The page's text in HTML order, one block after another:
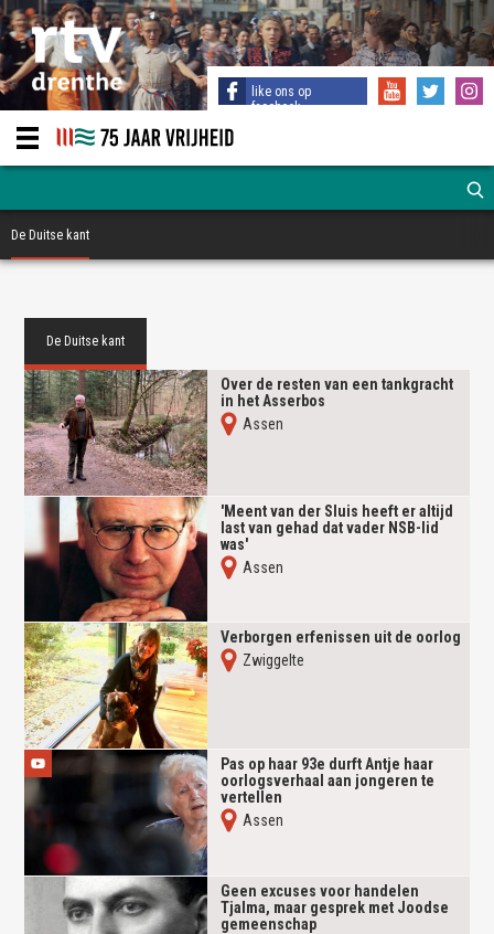
like ons op
facebook
De Duitse kant
De Duitse kant
Over de resten van een tankgracht
in het Asserbos
Assen
'Meent van der Sluis heeft er altijd
last van gehad dat vader NSB-lid
was'
Assen
Verborgen erfenissen uit de oorlog
Zwiggelte
Pas op haar 93e durft Antje haar
oorlogsverhaal aan jongeren te
vertellen
Assen
Geen excuses voor handelen
Tjalma, maar gesprek met Joodse
gemeenschap